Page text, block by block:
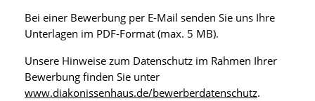
Bei einer Bewerbung per E-Mail senden Sie uns Ihre
Unterlagen im PDF-Format (max. 5 MB).
Unsere Hinweise zum Datenschutz im Rahmen Ihrer
Bewerbung finden Sie unter
www.diakonissenhaus.de/bewerberdatenschutz.